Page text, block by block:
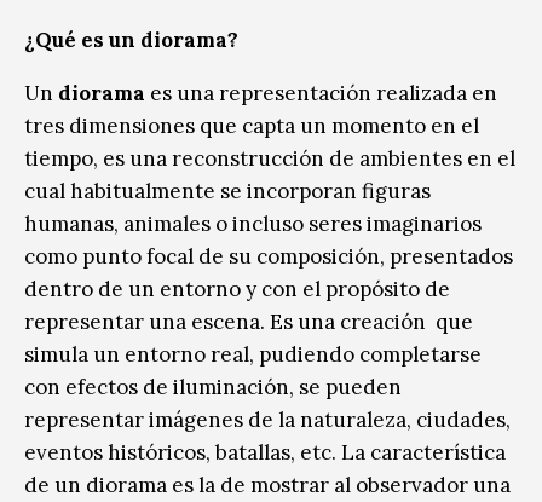
¿Qué es un diorama?
Un diorama es una representación realizada en
tres dimensiones que capta un momento en el
tiempo, es una reconstrucción de ambientes en el
cual habitualmente se incorporan figuras
humanas, animales o incluso seres imaginarios
como punto focal de su composición, presentados
dentro de un entorno y con el propósito de
representar una escena. Es una creación que
simula un entorno real, pudiendo completarse
con efectos de iluminación, se pueden
representar imágenes de la naturaleza, ciudades,
eventos históricos, batallas, etc. La característica
de un diorama es la de mostrar al observador una